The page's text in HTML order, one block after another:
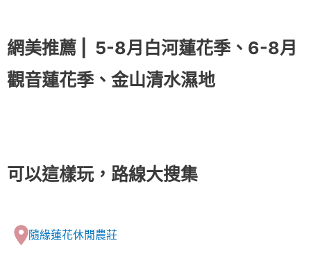
網美推薦 |
5-8月白河蓮花季、6-8月
觀音蓮花季、金山清水濕地
可以這樣玩，路線大搜集
隨緣蓮花休閒農莊